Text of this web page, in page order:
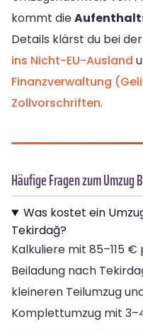
kommt die
Details klärst du bei der
ins Nicht-EU-Ausland
Finanzverwaltung
Zollvorschriften.
Häufige Fragen zum Umzug
Was kostet ein
Tekirdağ?
Kalkuliere mit 85–115
Beiladung nach
kleineren Teilumzug
Komplettumzug mit